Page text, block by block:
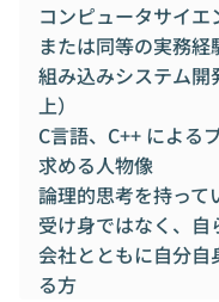
コンピュータサイエ
または同等の実務経
組み込みシステム
上）
C言語、C++ による
求める人物像
論理的思考を持って
受け身ではなく、
会社とともに自分自
る方